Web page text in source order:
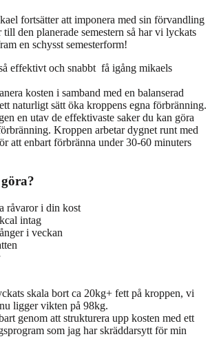
fortsätter att imponera med sin förvandling
den planerade semestern så har vi lyckats
en schysst semesterform!
effektivt och snabbt få igång mikaels
kosten i samband med en balanserad
naturligt sätt öka kroppens egna förbränning.
en utav de effektivaste saker du kan göra
Kroppen arbetar dygnet runt med
att enbart förbränna under 30-60 minuters
råvaror i din kost
intag
i veckan
skala bort ca 20kg+ fett på kroppen, vi
ligger vikten på 98kg.
genom att strukturera upp kosten med ett
som jag har skräddarsytt för min